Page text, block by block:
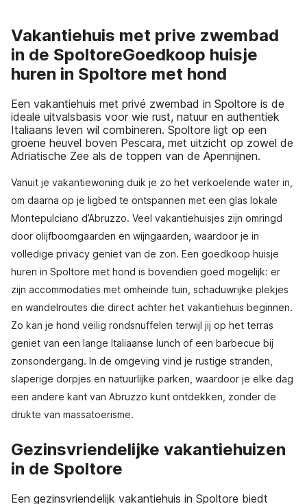
Vakantiehuis met prive zwembad
in de SpoltoreGoedkoop huisje
huren in Spoltore met hond
Een vakantiehuis met privé zwembad in Spoltore is de
ideale uitvalsbasis voor wie rust, natuur en authentiek
Italiaans leven wil combineren. Spoltore ligt op een
groene heuvel boven Pescara, met uitzicht op zowel de
Adriatische Zee als de toppen van de Apennijnen.
Vanuit je vakantiewoning duik je zo het verkoelende water in,
om daarna op je ligbed te ontspannen met een glas lokale
Montepulciano d’Abruzzo. Veel vakantiehuisjes zijn omringd
door olijfboomgaarden en wijngaarden, waardoor je in
volledige privacy geniet van de zon. Een goedkoop huisje
huren in Spoltore met hond is bovendien goed mogelijk: er
zijn accommodaties met omheinde tuin, schaduwrijke plekjes
en wandelroutes die direct achter het vakantiehuis beginnen.
Zo kan je hond veilig rondsnuffelen terwijl jij op het terras
geniet van een lange Italiaanse lunch of een barbecue bij
zonsondergang. In de omgeving vind je rustige stranden,
slaperige dorpjes en natuurlijke parken, waardoor je elke dag
een andere kant van Abruzzo kunt ontdekken, zonder de
drukte van massatoerisme.
Gezinsvriendelijke vakantiehuizen
in de Spoltore
Een gezinsvriendelijk vakantiehuis in Spoltore biedt